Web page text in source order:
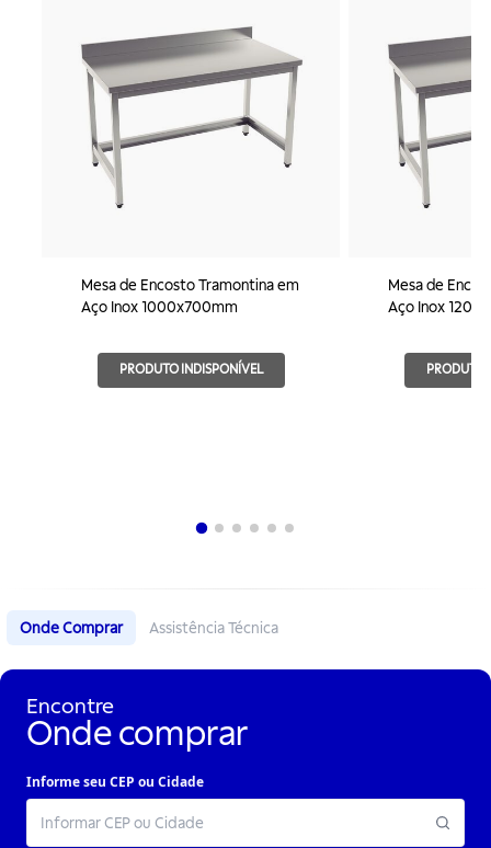
Mesa de Encosto Tramontina em
Aço Inox 1000x700mm
PRODUTO INDISPONÍVEL
Mesa de
Aço Inox
PRODUTO
Onde Comprar Assistência Técnica
Encontre
Onde comprar
Informe seu CEP ou Cidade